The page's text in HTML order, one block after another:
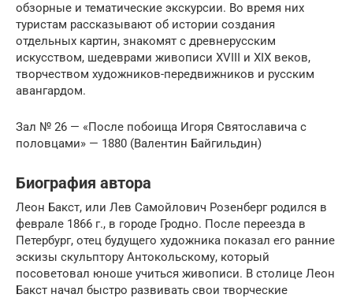
обзорные и тематические экскурсии. Во время них
туристам рассказывают об истории создания
отдельных картин, знакомят с древнерусским
искусством, шедеврами живописи XVIII и XIX веков,
творчеством художников-передвижников и русским
авангардом.
Зал № 26 — «После побоища Игоря Святославича с
половцами» — 1880 (Валентин Байгильдин)
Биография автора
Леон Бакст, или Лев Самойлович Розенберг родился в
феврале 1866 г., в городе Гродно. После переезда в
Петербург, отец будущего художника показал его ранние
эскизы скульптору Антокольскому, который
посоветовал юноше учиться живописи. В столице Леон
Бакст начал быстро развивать свои творческие